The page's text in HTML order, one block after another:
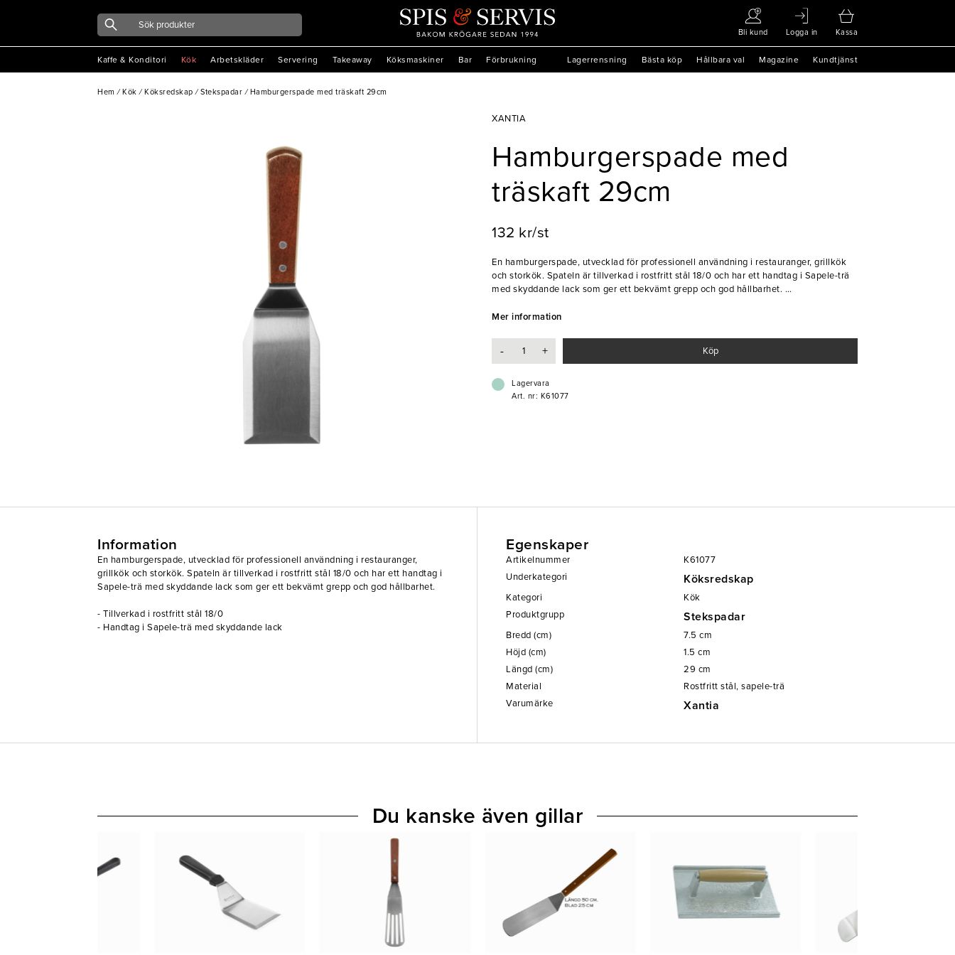
Bli kund Logga in Kassa
Kaffe & Konditori Kök Arbetskläder Servering Takeaway Köksmaskiner Bar Förbrukning Lagerrensning Bästa köp Hållbara val Magazine Kundtjänst
Hem / Kök / Köksredskap / Stekspadar / Hamburgerspade med träskaft 29cm
XANTIA
Hamburgerspade med
träskaft 29cm
132 kr/st
En hamburgerspade, utvecklad för professionell användning i restauranger, grillkök
och storkök. Spateln är tillverkad i rostfritt stål 18/0 och har ett handtag i Sapele-trä
med skyddande lack som ger ett bekvämt grepp och god hållbarhet.
- Tillverkad i rostfritt stål 18/0
Mer information
- + Köp
Lagervara
Art. nr: K61077
Information
En hamburgerspade, utvecklad för professionell användning i restauranger,
grillkök och storkök. Spateln är tillverkad i rostfritt stål 18/0 och har ett handtag i
Sapele-trä med skyddande lack som ger ett bekvämt grepp och god hållbarhet.
- Tillverkad i rostfritt stål 18/0
- Handtag i Sapele-trä med skyddande lack
Egenskaper
Artikelnummer
K61077
Underkategori
Köksredskap
Kategori
Kök
Produktgrupp
Stekspadar
Bredd (cm) 7.5 cm
Höjd (cm)
1.5 cm
Längd (cm)
29 cm
Material
Rostfritt stål, sapele-trä
Varumärke
Xantia
Du kanske även gillar